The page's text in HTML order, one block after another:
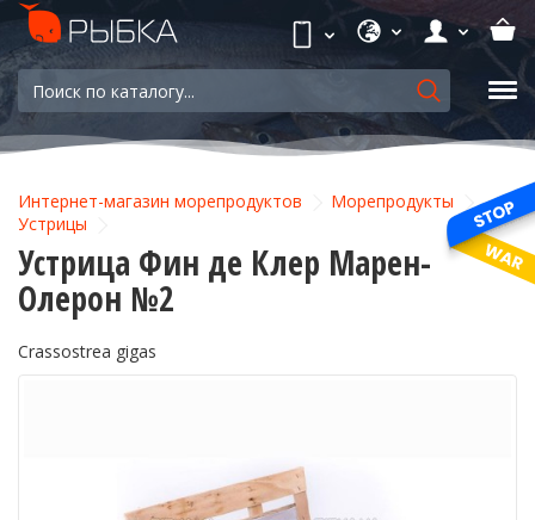
Интернет-магазин морепродуктов
Морепродукты
Устрицы
Устрица Фин де Клер Марен-
Олерон №2
Crassostrea gigas